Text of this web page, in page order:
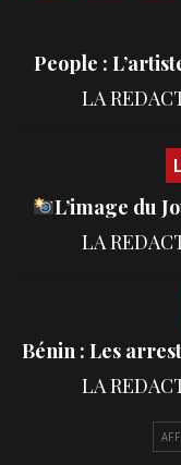
People :
L’image du
Bénin : Les